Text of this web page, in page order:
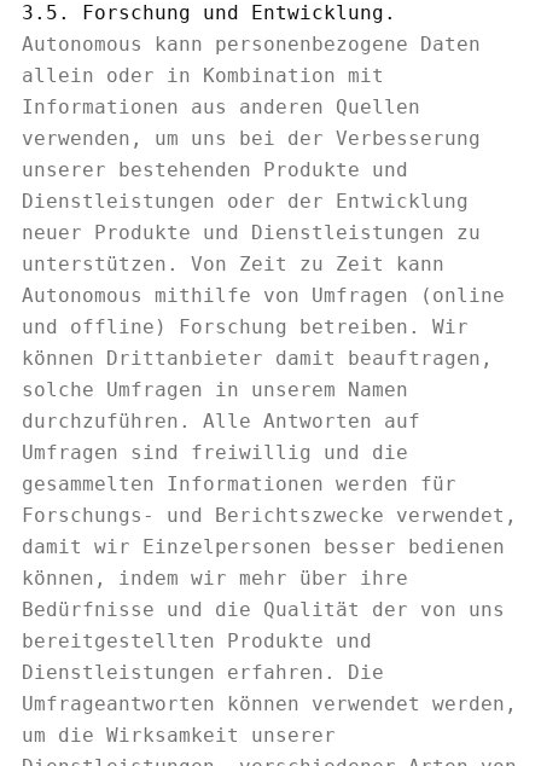
3.5. Forschung und Entwicklung.
Autonomous kann personenbezogene Daten
allein oder in Kombination mit
Informationen aus anderen Quellen
verwenden, um uns bei der Verbesserung
unserer bestehenden Produkte und
Dienstleistungen oder der Entwicklung
neuer Produkte und Dienstleistungen zu
unterstützen. Von Zeit zu Zeit kann
Autonomous mithilfe von Umfragen (online
und offline) Forschung betreiben. Wir
können Drittanbieter damit beauftragen,
solche Umfragen in unserem Namen
durchzuführen. Alle Antworten auf
Umfragen sind freiwillig und die
gesammelten Informationen werden für
Forschungs- und Berichtszwecke verwendet,
damit wir Einzelpersonen besser bedienen
können, indem wir mehr über ihre
Bedürfnisse und die Qualität der von uns
bereitgestellten Produkte und
Dienstleistungen erfahren. Die
Umfrageantworten können verwendet werden,
um die Wirksamkeit unserer